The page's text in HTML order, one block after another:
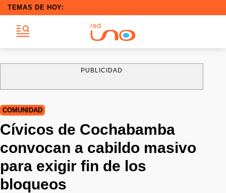
TEMAS DE HOY:
PUBLICIDAD
COMUNIDAD
Cívicos de Cochabamba
convocan a cabildo masivo
para exigir fin de los
bloqueos